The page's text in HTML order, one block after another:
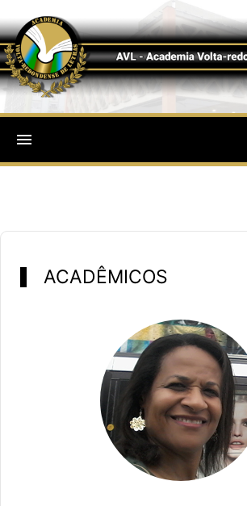
menu
ACADÊMICOS